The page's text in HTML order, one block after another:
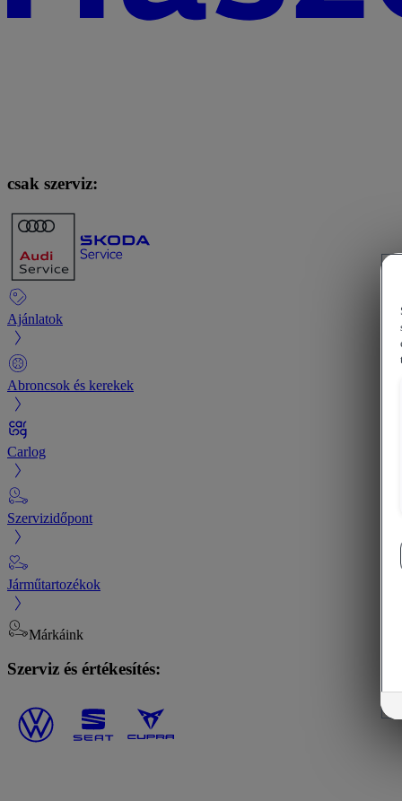
csak szerviz:
Ajánlatok
Abroncsok és kerekek
Carlog
Szervizidőpont
Járműtartozékok
Márkáink
Szerviz és értékesítés: